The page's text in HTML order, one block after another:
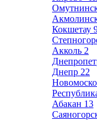
Кокшетау
Акколь 2
Днепр 22
Абакан 13